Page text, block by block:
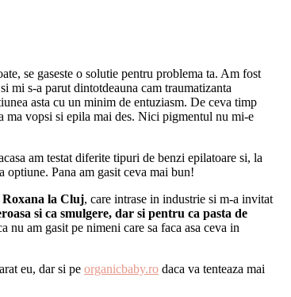
se gaseste o solutie pentru problema ta. Am fost
mi s-a parut dintotdeauna cam traumatizanta
asta cu un minim de entuziasm. De ceva timp
ma vopsi si epila mai des. Nici pigmentul nu mi-e
am testat diferite tipuri de benzi epilatoare si, la
optiune. Pana am gasit ceva mai bun!
Roxana la Cluj, care intrase in industrie si m-a invitat
si ca smulgere, dar si pentru ca pasta de
nu am gasit pe nimeni care sa faca asa ceva in
eu, dar si pe organicbaby.ro daca va tenteaza mai